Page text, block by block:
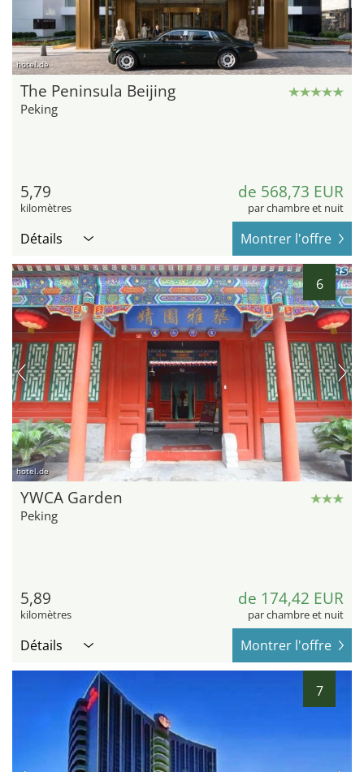
hotel.de
The Peninsula Beijing
Peking
5,79
kilomètres
de 568,73 EUR
par chambre et nuit
Détails Montrer l'offre
6
hotel.de
YWCA Garden
Peking
5,89
kilomètres
de 174,42 EUR
par chambre et nuit
Détails Montrer l'offre
7